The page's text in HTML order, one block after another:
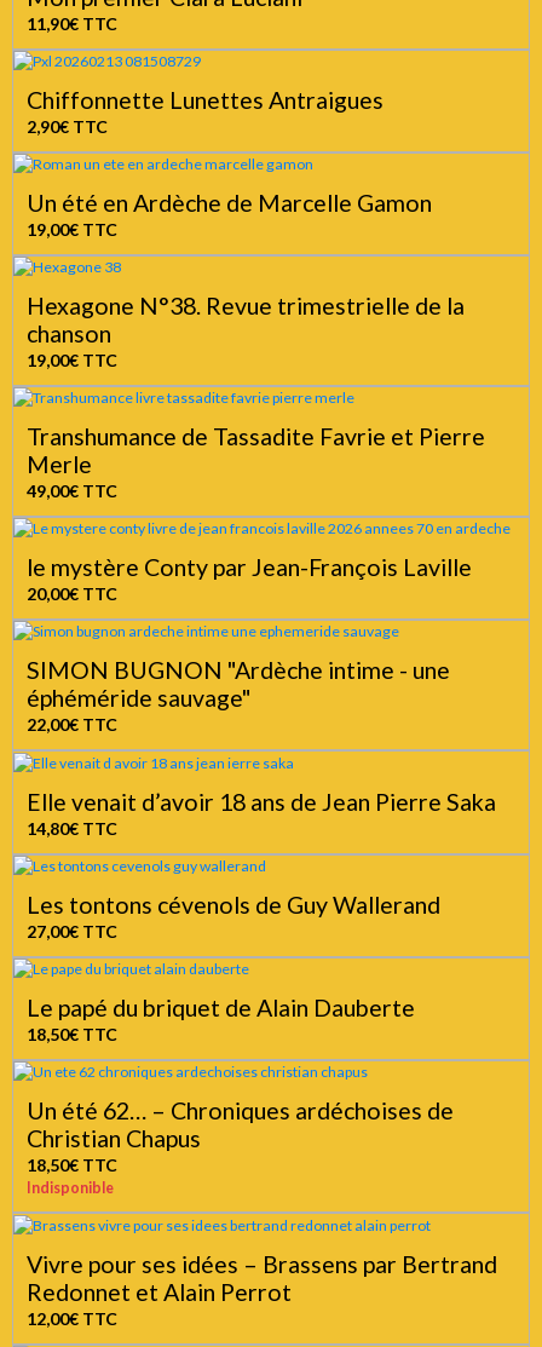
11,90€ TTC
Chiffonnette Lunettes Antraigues
2,90€ TTC
Un été en Ardèche de Marcelle Gamon
19,00€ TTC
Hexagone N°38. Revue trimestrielle de la
chanson
19,00€ TTC
Transhumance de Tassadite Favrie et Pierre
Merle
49,00€ TTC
le mystère Conty par Jean-François Laville
20,00€ TTC
SIMON BUGNON "Ardèche intime - une
éphéméride sauvage"
22,00€ TTC
Elle venait d’avoir 18 ans de Jean Pierre Saka
14,80€ TTC
Les tontons cévenols de Guy Wallerand
27,00€ TTC
Le papé du briquet de Alain Dauberte
18,50€ TTC
Un été 62… – Chroniques ardéchoises de
Christian Chapus
18,50€ TTC
Indisponible
Vivre pour ses idées – Brassens par Bertrand
Redonnet et Alain Perrot
12,00€ TTC